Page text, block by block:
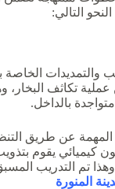
التالي:
والتمديدات
عملية تكاثف البخار،
بالداخل.
المهمة عن طريق
يقوم
وهذا تم التدريب
المنورة